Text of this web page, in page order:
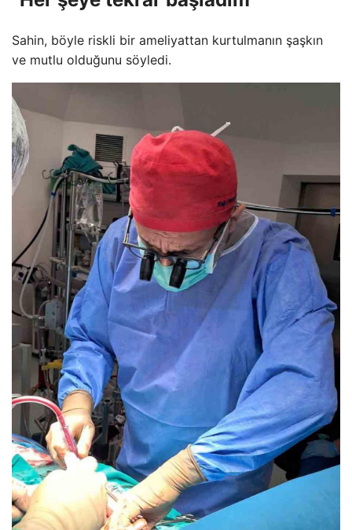
Sahin, böyle riskli bir ameliyattan kurtulmanın şaşkın
ve mutlu olduğunu söyledi.